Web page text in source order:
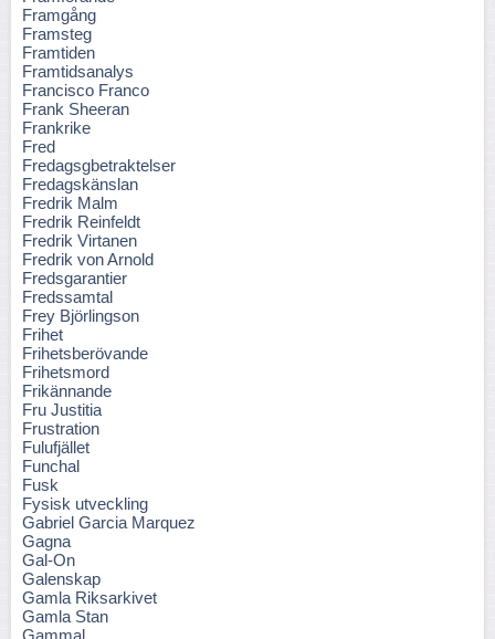
Framgång
Framsteg
Framtiden
Framtidsanalys
Francisco Franco
Frank Sheeran
Frankrike
Fred
Fredagsgbetraktelser
Fredagskänslan
Fredrik Malm
Fredrik Reinfeldt
Fredrik Virtanen
Fredrik von Arnold
Fredsgarantier
Fredssamtal
Frey Björlingson
Frihet
Frihetsberövande
Frihetsmord
Frikännande
Fru Justitia
Frustration
Fulufjället
Funchal
Fusk
Fysisk utveckling
Gabriel Garcia Marquez
Gagna
Gal-On
Galenskap
Gamla Riksarkivet
Gamla Stan
Gammal